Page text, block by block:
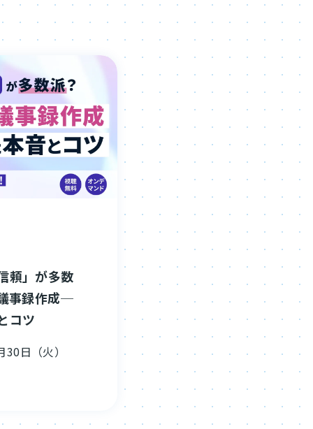
頼」が多数
事録作成─
コツ
日（火）